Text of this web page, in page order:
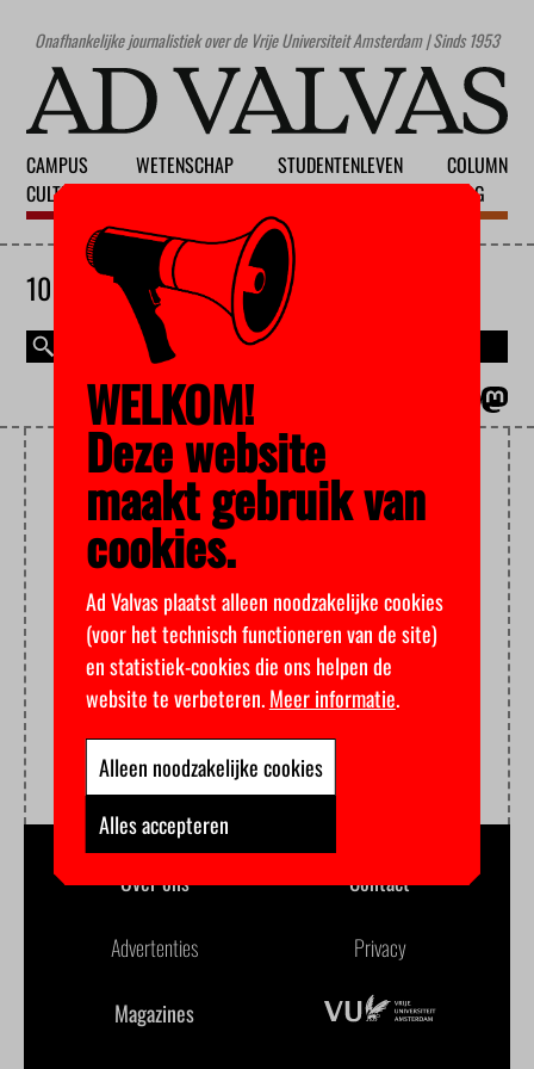
Onafhankelijke journalistiek over de Vrije Universiteit Amsterdam | Sinds 1953
CAMPUS
CULTUUR
WETENSCHAP
STUDENTENLEVEN
COLUMN
BLOG
10 AUGUSTUS 2026
SPECULATIE
Over ons Contact
Advertenties Privacy
Magazines
WELKOM!
Deze website
maakt gebruik van
cookies.
Ad Valvas plaatst alleen noodzakelijke cookies
(voor het technisch functioneren van de site)
en statistiek-cookies die ons helpen de
website te verbeteren.Meer informatie.
Alleen noodzakelijke cookies
Alles accepteren